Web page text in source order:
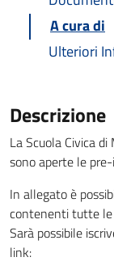
A cura di
Ulteriori
Descrizione
La Scuola Civica
sono aperte le
In allegato è
contenenti tutte le
Sarà possibile
link: